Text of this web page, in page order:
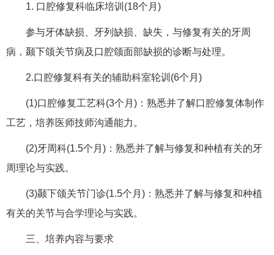
1. 口腔修复科临床培训(18个月)
参与牙体缺损、牙列缺损、缺失，与修复有关的牙周
病，颞下颌关节病及口腔颌面部缺损的诊断与处理。
2.口腔修复科有关的辅助科室轮训(6个月)
(1)口腔修复工艺科(3个月)：熟悉并了解口腔修复体制作
工艺，培养医师技师沟通能力。
(2)牙周科(1.5个月)：熟悉并了解与修复和种植有关的牙
周理论与实践。
(3)颞下颌关节门诊(1.5个月)：熟悉并了解与修复和种植
有关的关节与合学理论与实践。
三、培养内容与要求